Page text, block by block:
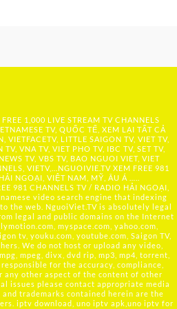
1,000 LIVE STREAM TV CHANNELS
TV, QUỐC TẾ, XEM LẠI TẤT CẢ
VIETFACETV, LITTLE SAIGON TV, VIET TV,
VNA TV, VIET PHO TV, IBC TV, SET TV,
TV, VBS TV, BAO NGUOI VIET, VIET
VIETV,... NGUOIVIE.TV XEM FREE 981
NGOẠI, VIỆT NAM, MỸ, ÂU Á …..
981 CHANNELS TV / RADIO HẢI NGOẠI,
video search engine that indexing
the web. NguoiViet.TV is absolutely legal
legal and public domains on the Internet
myspace.com, yahoo.com,
tv, youku.com, youtube.com, Saigon TV,
We do not host or upload any video,
mpeg, divx, dvd rip, mp3, mp4, torrent,
for the accuracy, compliance,
any other aspect of the content of other
issues please contact appropriate media
trademarks contained herein are the
iptv download, uno iptv apk,uno iptv for